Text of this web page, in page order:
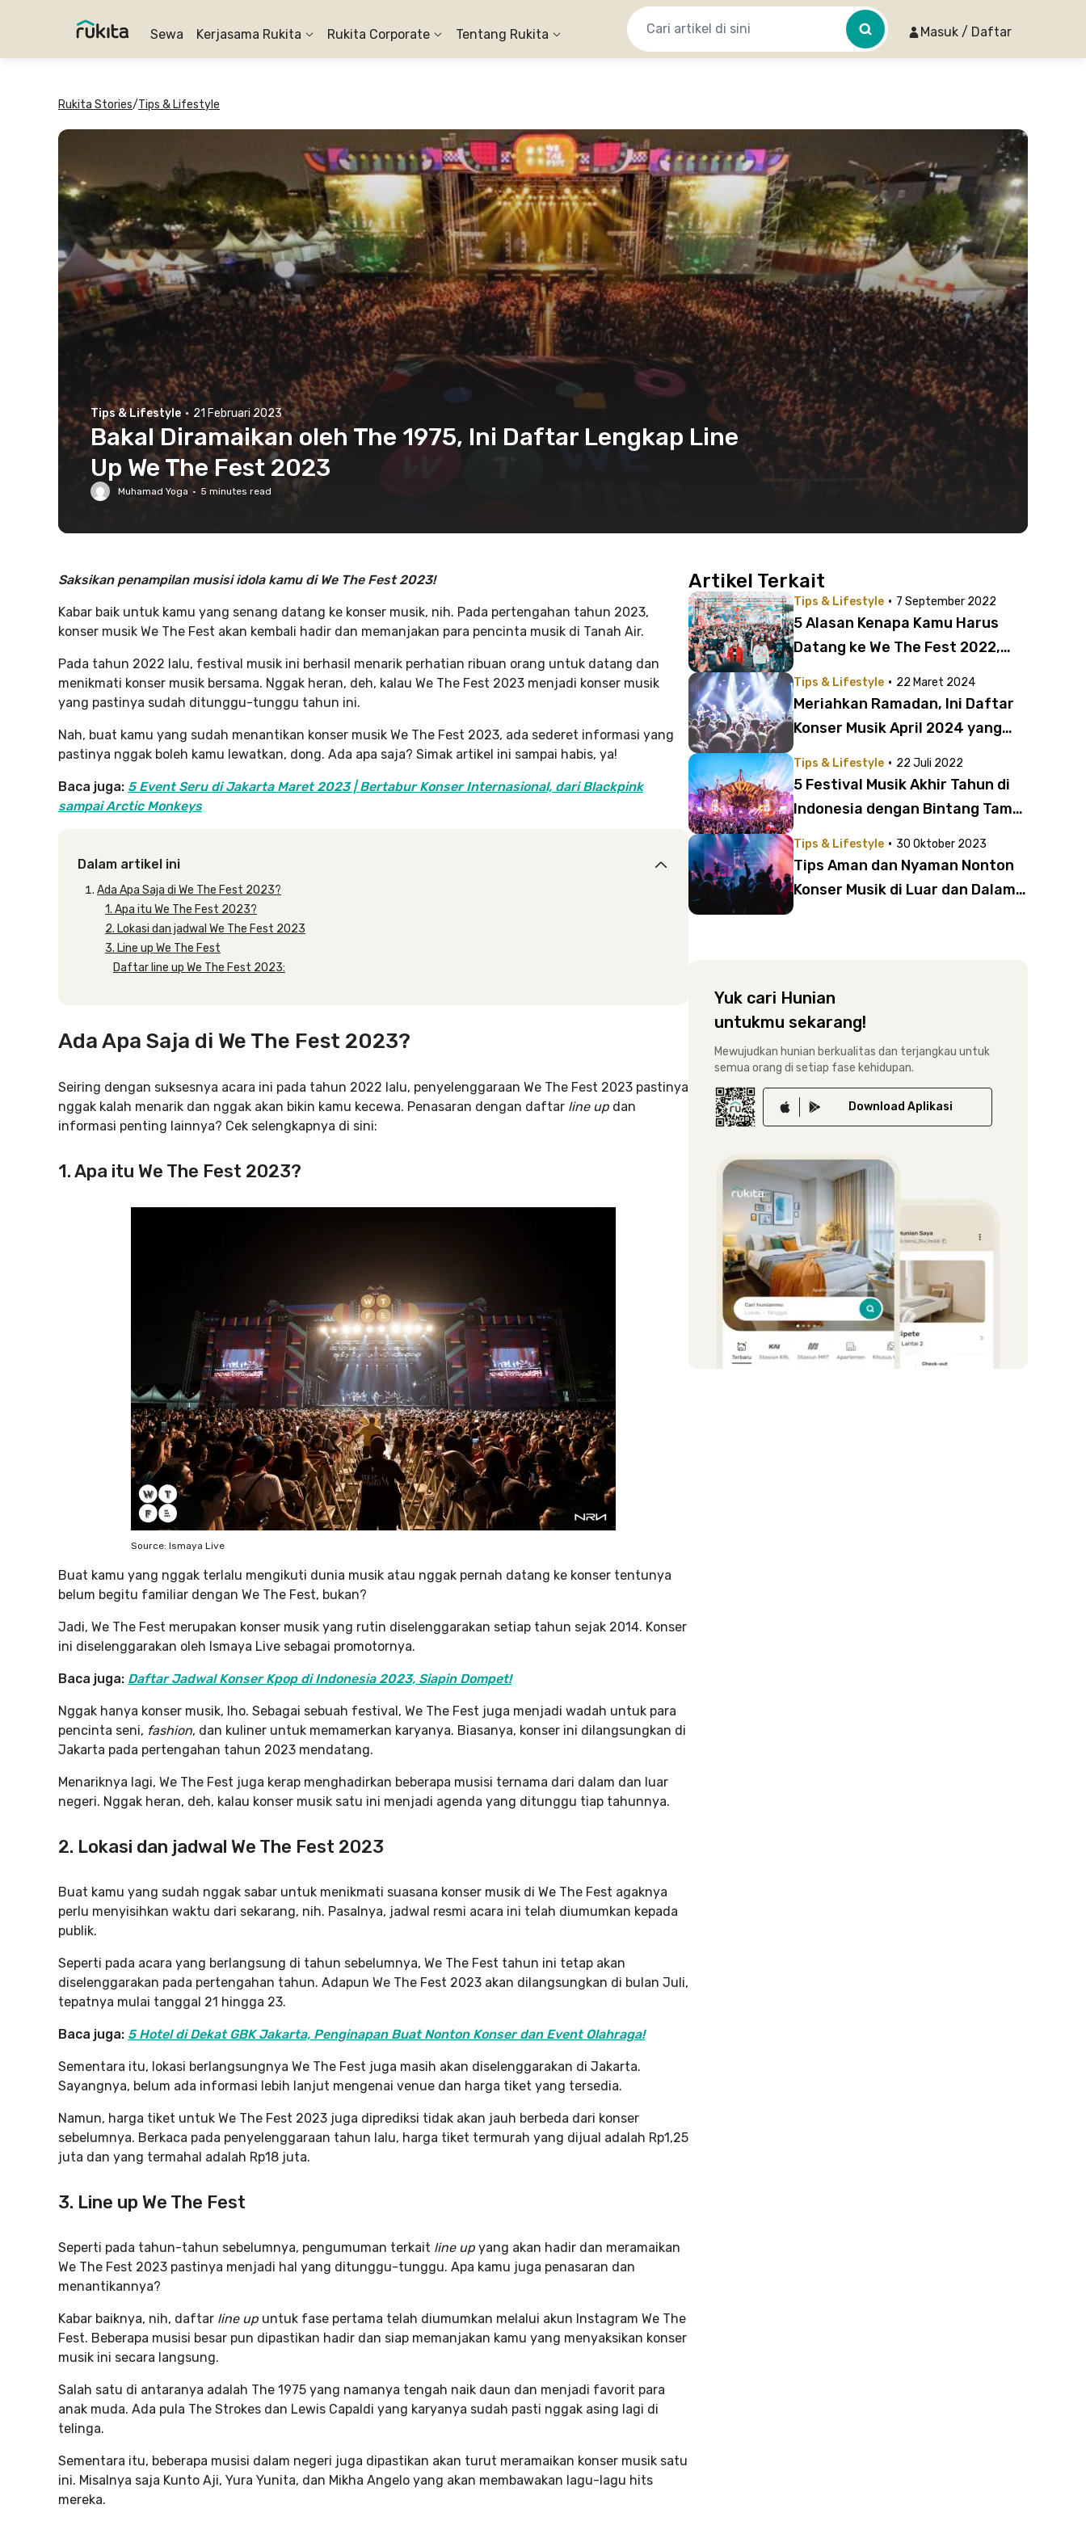
Sewa Kerjasama Rukita Rukita Corporate Tentang Rukita Masuk / Daftar
Rukita Stories/Tips & Lifestyle
Tips & Lifestyle · 21 Februari 2023
Bakal Diramaikan oleh The 1975, Ini Daftar Lengkap Line
Up We The Fest 2023
Muhamad Yoga · 5 minutes read
Saksikan penampilan musisi idola kamu di We The Fest 2023!
Kabar baik untuk kamu yang senang datang ke konser musik, nih. Pada pertengahan tahun 2023,
konser musik We The Fest akan kembali hadir dan memanjakan para pencinta musik di Tanah Air.
Pada tahun 2022 lalu, festival musik ini berhasil menarik perhatian ribuan orang untuk datang dan
menikmati konser musik bersama. Nggak heran, deh, kalau We The Fest 2023 menjadi konser musik
yang pastinya sudah ditunggu-tunggu tahun ini.
Nah, buat kamu yang sudah menantikan konser musik We The Fest 2023, ada sederet informasi yang
pastinya nggak boleh kamu lewatkan, dong. Ada apa saja? Simak artikel ini sampai habis, ya!
Baca juga: 5 Event Seru di Jakarta Maret 2023 | Bertabur Konser Internasional, dari Blackpink
sampai Arctic Monkeys
Dalam artikel ini
Ada Apa Saja di We The Fest 2023?
1. Apa itu We The Fest 2023?
2. Lokasi dan jadwal We The Fest 2023
3. Line up We The Fest
Daftar line up We The Fest 2023:
Ada Apa Saja di We The Fest 2023?
Seiring dengan suksesnya acara ini pada tahun 2022 lalu, penyelenggaraan We The Fest 2023 pastinya
nggak kalah menarik dan nggak akan bikin kamu kecewa. Penasaran dengan daftar line up dan
informasi penting lainnya? Cek selengkapnya di sini:
1. Apa itu We The Fest 2023?
Source: Ismaya Live
Buat kamu yang nggak terlalu mengikuti dunia musik atau nggak pernah datang ke konser tentunya
belum begitu familiar dengan We The Fest, bukan?
Jadi, We The Fest merupakan konser musik yang rutin diselenggarakan setiap tahun sejak 2014. Konser
ini diselenggarakan oleh Ismaya Live sebagai promotornya.
Baca juga: Daftar Jadwal Konser Kpop di Indonesia 2023, Siapin Dompet!
Nggak hanya konser musik, lho. Sebagai sebuah festival, We The Fest juga menjadi wadah untuk para
pencinta seni, fashion, dan kuliner untuk memamerkan karyanya. Biasanya, konser ini dilangsungkan di
Jakarta pada pertengahan tahun 2023 mendatang.
Menariknya lagi, We The Fest juga kerap menghadirkan beberapa musisi ternama dari dalam dan luar
negeri. Nggak heran, deh, kalau konser musik satu ini menjadi agenda yang ditunggu tiap tahunnya.
2. Lokasi dan jadwal We The Fest 2023
Buat kamu yang sudah nggak sabar untuk menikmati suasana konser musik di We The Fest agaknya
perlu menyisihkan waktu dari sekarang, nih. Pasalnya, jadwal resmi acara ini telah diumumkan kepada
publik.
Seperti pada acara yang berlangsung di tahun sebelumnya, We The Fest tahun ini tetap akan
diselenggarakan pada pertengahan tahun. Adapun We The Fest 2023 akan dilangsungkan di bulan Juli,
tepatnya mulai tanggal 21 hingga 23.
Baca juga: 5 Hotel di Dekat GBK Jakarta, Penginapan Buat Nonton Konser dan Event Olahraga!
Sementara itu, lokasi berlangsungnya We The Fest juga masih akan diselenggarakan di Jakarta.
Sayangnya, belum ada informasi lebih lanjut mengenai venue dan harga tiket yang tersedia.
Namun, harga tiket untuk We The Fest 2023 juga diprediksi tidak akan jauh berbeda dari konser
sebelumnya. Berkaca pada penyelenggaraan tahun lalu, harga tiket termurah yang dijual adalah Rp1,25
juta dan yang termahal adalah Rp18 juta.
3. Line up We The Fest
Seperti pada tahun-tahun sebelumnya, pengumuman terkait line up yang akan hadir dan meramaikan
We The Fest 2023 pastinya menjadi hal yang ditunggu-tunggu. Apa kamu juga penasaran dan
menantikannya?
Kabar baiknya, nih, daftar line up untuk fase pertama telah diumumkan melalui akun Instagram We The
Fest. Beberapa musisi besar pun dipastikan hadir dan siap memanjakan kamu yang menyaksikan konser
musik ini secara langsung.
Salah satu di antaranya adalah The 1975 yang namanya tengah naik daun dan menjadi favorit para
anak muda. Ada pula The Strokes dan Lewis Capaldi yang karyanya sudah pasti nggak asing lagi di
telinga.
Sementara itu, beberapa musisi dalam negeri juga dipastikan akan turut meramaikan konser musik satu
ini. Misalnya saja Kunto Aji, Yura Yunita, dan Mikha Angelo yang akan membawakan lagu-lagu hits
mereka.
Artikel Terkait
Tips & Lifestyle · 7 September 2022
5 Alasan Kenapa Kamu Harus
Datang ke We The Fest 2022,
Tips & Lifestyle · 22 Maret 2024
Meriahkan Ramadan, Ini Daftar
Konser Musik April 2024 yang
Tips & Lifestyle · 22 Juli 2022
5 Festival Musik Akhir Tahun di
Indonesia dengan Bintang Tamu
HONNE!
Tips & Lifestyle · 30 Oktober 2023
Tips Aman dan Nyaman Nonton
Konser Musik di Luar dan Dalam
Yuk cari Hunian
untukmu sekarang!
Mewujudkan hunian berkualitas dan terjangkau untuk
semua orang di setiap fase kehidupan.
Download Aplikasi